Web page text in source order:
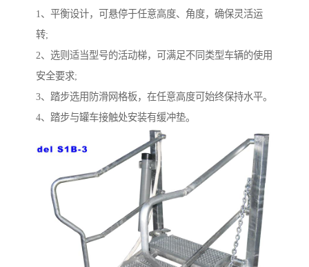
1、平衡设计，可悬停于任意高度、角度，确保灵活运
转;
2、选则适当型号的活动梯，可满足不同类型车辆的使用
安全要求;
3、踏步选用防滑网格板，在任意高度可始终保持水平。
4、踏步与罐车接触处安装有缓冲垫。